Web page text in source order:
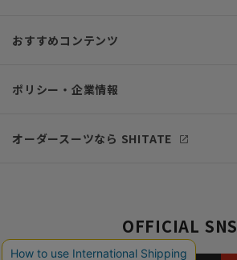
おすすめコンテンツ
ポリシー・企業情報
オーダースーツなら SHITATE
OFFICIAL SNS